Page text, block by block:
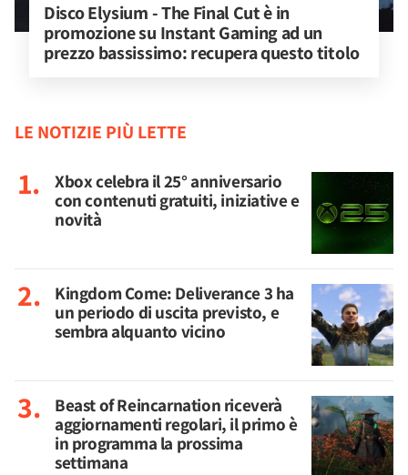
Disco Elysium - The Final Cut è in
promozione su Instant Gaming ad un
prezzo bassissimo: recupera questo titolo
LE NOTIZIE PIÙ LETTE
Xbox celebra il 25° anniversario
con contenuti gratuiti, iniziative e
novità
Kingdom Come: Deliverance 3 ha
un periodo di uscita previsto, e
sembra alquanto vicino
Beast of Reincarnation riceverà
aggiornamenti regolari, il primo è
in programma la prossima
settimana